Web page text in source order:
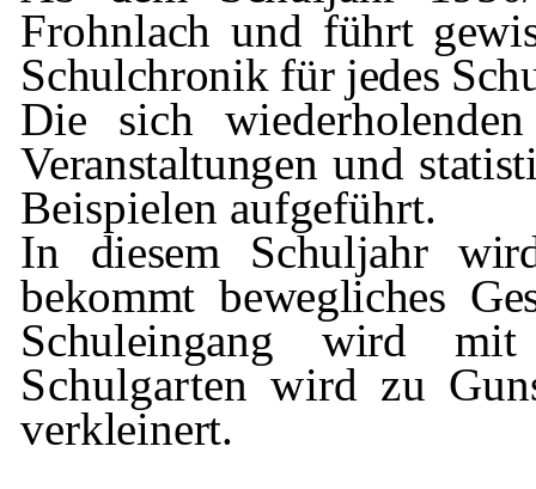
Frohnlach und führt
Schulchronik für jedes
Die sich
Veranstaltungen und
Beispielen aufgeführt.
In diesem Schuljahr
bekommt beweg­liches
Schuleingang wird
Schulgarten wird zu
verkleinert.